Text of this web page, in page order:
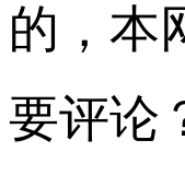
的，本
要评论